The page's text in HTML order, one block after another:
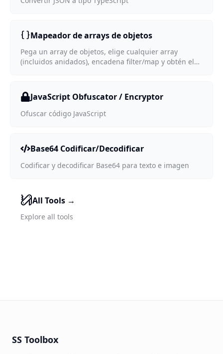
Mapeador de arrays de objetos
Pega un array de objetos, elige cualquier array
(incluidos anidados), encadena filter/map y obtén el
JavaScript Obfuscator / Encryptor
Ofuscar código JavaScript
Base64 Codificar/Decodificar
Codificar y decodificar Base64 para texto e imagen
All Tools →
Explore all tools
SS Toolbox